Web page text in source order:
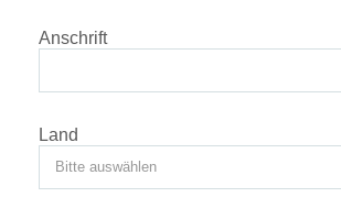
Anschrift
Land